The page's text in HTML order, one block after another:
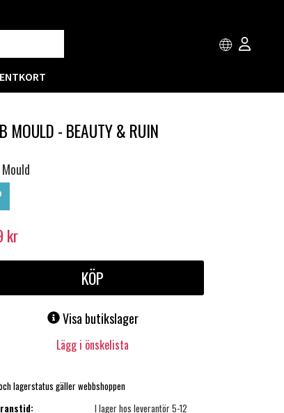
MOULD - BEAUTY & RUIN
kr
KÖP
Visa butikslager
Lägg i önskelista
lagerstatus gäller webbshoppen
I lager hos leverantör 5-12